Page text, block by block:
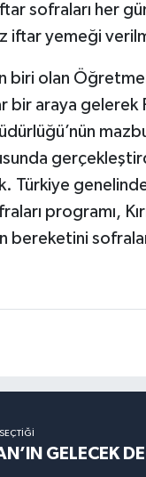
sofraları her
iftar yemeği
biri olan
araya gelerek
Türkiye
programı,
bereketini
GELECEK